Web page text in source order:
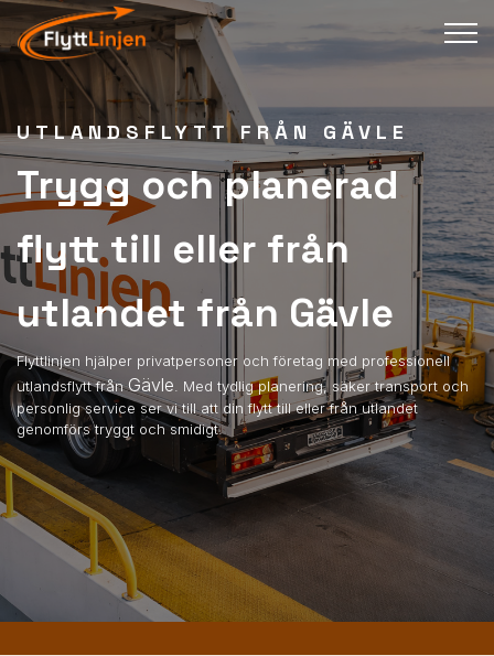
UTLANDSFLYTT FRÅN GÄVLE
Trygg och planerad
flytt till eller från
utlandet från Gävle
Flyttlinjen hjälper privatpersoner och företag med professionell
utlandsflytt frånGävle . Med tydlig planering, säker transport och
personlig service ser vi till att din flytt till eller från utlandet
genomförs tryggt och smidigt.